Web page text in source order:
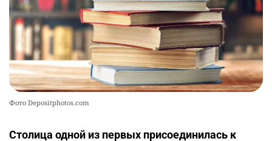
Фото Depositphotos.com
Столица одной из первых присоединилась к